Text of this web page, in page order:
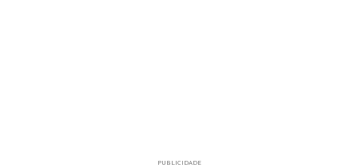
PUBLICIDADE